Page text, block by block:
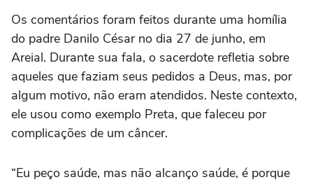
Os comentários foram feitos durante uma homília
do padre Danilo César no dia 27 de junho, em
Areial. Durante sua fala, o sacerdote refletia sobre
aqueles que faziam seus pedidos a Deus, mas, por
algum motivo, não eram atendidos. Neste contexto,
ele usou como exemplo Preta, que faleceu por
complicações de um câncer.
“Eu peço saúde, mas não alcanço saúde, é porque